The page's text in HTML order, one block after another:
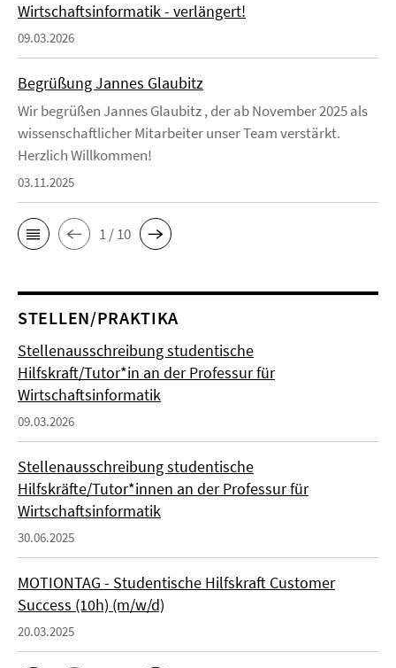
Wirtschaftsinformatik - verlängert!
09.03.2026
Begrüßung Jannes Glaubitz
Wir begrüßen Jannes Glaubitz , der ab November 2025 als
wissenschaftlicher Mitarbeiter unser Team verstärkt.
Herzlich Willkommen!
03.11.2025
1 / 10
STELLEN/PRAKTIKA
Stellenausschreibung studentische
Hilfskraft/Tutor*in an der Professur für
Wirtschaftsinformatik
09.03.2026
Stellenausschreibung studentische
Hilfskräfte/Tutor*innen an der Professur für
Wirtschaftsinformatik
30.06.2025
MOTIONTAG - Studentische Hilfskraft Customer
Success (10h) (m/w/d)
20.03.2025